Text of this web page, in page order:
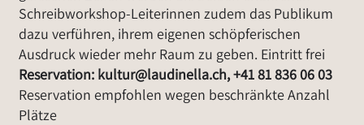
Schreibworkshop-Leiterinnen zudem das Publikum
dazu verführen, ihrem eigenen schöpferischen
Ausdruck wieder mehr Raum zu geben. Eintritt frei
Reservation: kultur@laudinella.ch, +41 81 836 06 03
Reservation empfohlen wegen beschränkte Anzahl
Plätze